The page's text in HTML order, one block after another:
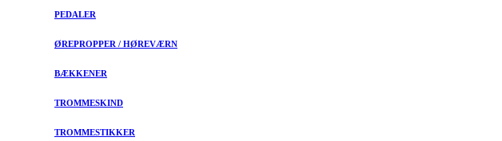
PEDALER
ØREPROPPER / HØREVÆRN
BÆKKENER
TROMMESKIND
TROMMESTIKKER